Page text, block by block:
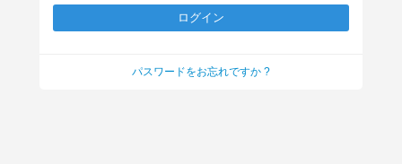
パスワードをお忘れですか ?